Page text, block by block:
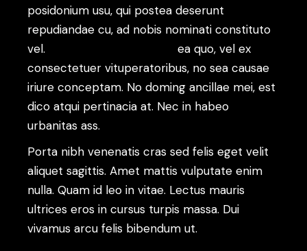
posidonium usu, qui postea deserunt
repudiandae cu, ad nobis nominati constituto
vel.
ea quo, vel ex
consectetuer vituperatoribus, no sea causae
iriure conceptam. No doming ancillae mei, est
dico atqui pertinacia at. Nec in habeo
urbanitas ass.
Porta nibh venenatis cras sed felis eget velit
aliquet sagittis. Amet mattis vulputate enim
nulla. Quam id leo in vitae. Lectus mauris
ultrices eros in cursus turpis massa. Dui
vivamus arcu felis bibendum ut.